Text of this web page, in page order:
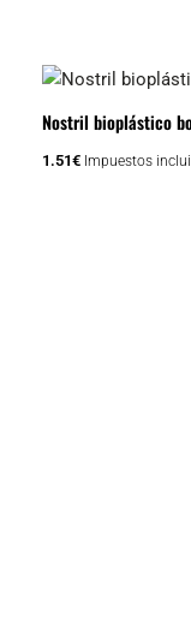
en
Nostril bioplástico
1.51€ Impuestos